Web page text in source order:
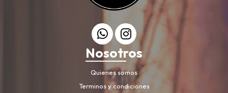
Nosotros
Quienes somos
Terminos y condiciones